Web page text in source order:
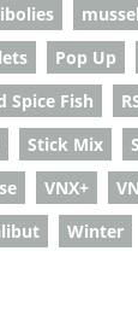
Pop Up
Spice Fish
Stick Mix
VNX+
Winter